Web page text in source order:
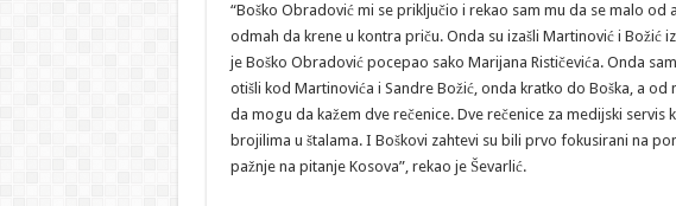
“Boško Obradović mi se priključio i rekao sam mu da se malo od
odmah da krene u kontra priču. Onda su izašli Martinović i Božić
je Boško Obradović pocepao sako Marijana Rističevića. Onda
otišli kod Martinovića i Sandre Božić, onda kratko do Boška, a od
da mogu da kažem dve rečenice. Dve rečenice za medijski servis
brojilima u štalama. I Boškovi zahtevi su bili prvo fokusirani na
pažnje na pitanje Kosova”, rekao je Ševarlić.